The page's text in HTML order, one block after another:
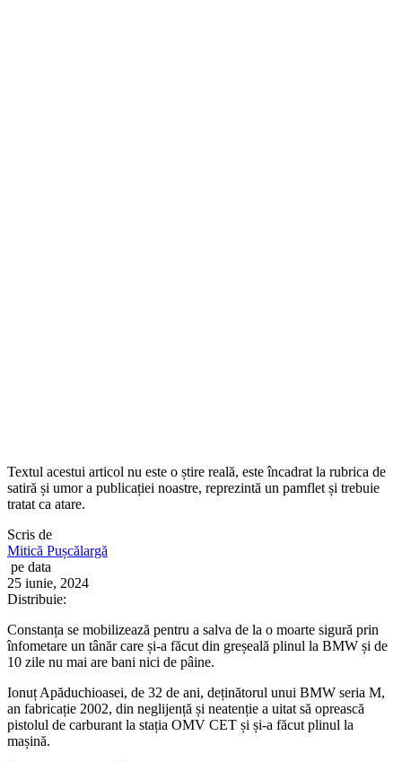
Textul acestui articol nu este o știre reală, este încadrat la rubrica de
satiră și umor a publicației noastre, reprezintă un pamflet și trebuie
tratat ca atare.
Scris de
Mitică Pușcălargă
pe data
25 iunie, 2024
Distribuie:
Constanța se mobilizează pentru a salva de la o moarte sigură prin
înfometare un tânăr care și-a făcut din greșeală plinul la BMW și de
10 zile nu mai are bani nici de pâine.
Ionuț Apăduchioasei, de 32 de ani, deținătorul unui BMW seria M,
an fabricație 2002, din neglijență și neatenție a uitat să oprească
pistolul de carburant la stația OMV CET și și-a făcut plinul la
mașină.